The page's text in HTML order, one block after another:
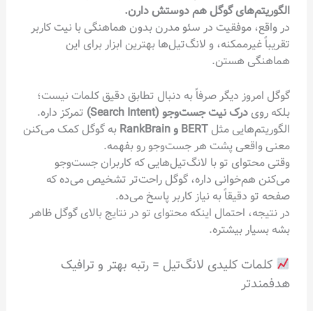
الگوریتم‌های گوگل هم دوستش دارن.
در واقع، موفقیت در سئو مدرن بدون هماهنگی با نیت کاربر
تقریباً غیرممکنه، و لانگ‌تیل‌ها بهترین ابزار برای این
هماهنگی هستن.
گوگل امروز دیگر صرفاً به دنبال تطابق دقیق کلمات نیست؛
بلکه روی درک نیت جست‌وجو (Search Intent)
تمرکز داره.
الگوریتم‌هایی مثل BERT و RankBrain
به گوگل کمک می‌کنن
معنی واقعی پشت هر جست‌وجو رو بفهمه.
وقتی محتوای تو با لانگ‌تیل‌هایی که کاربران جست‌وجو
می‌کنن هم‌خوانی داره، گوگل راحت‌تر تشخیص می‌ده که
صفحه تو دقیقاً به نیاز کاربر پاسخ می‌ده.
در نتیجه، احتمال اینکه محتوای تو در نتایج بالای گوگل ظاهر
بشه بسیار بیشتره.
کلمات کلیدی لانگ‌تیل = رتبه بهتر و ترافیک
هدفمندتر